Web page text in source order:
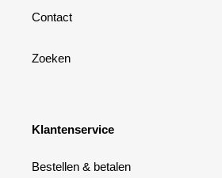
Contact
Zoeken
Klantenservice
Bestellen & betalen